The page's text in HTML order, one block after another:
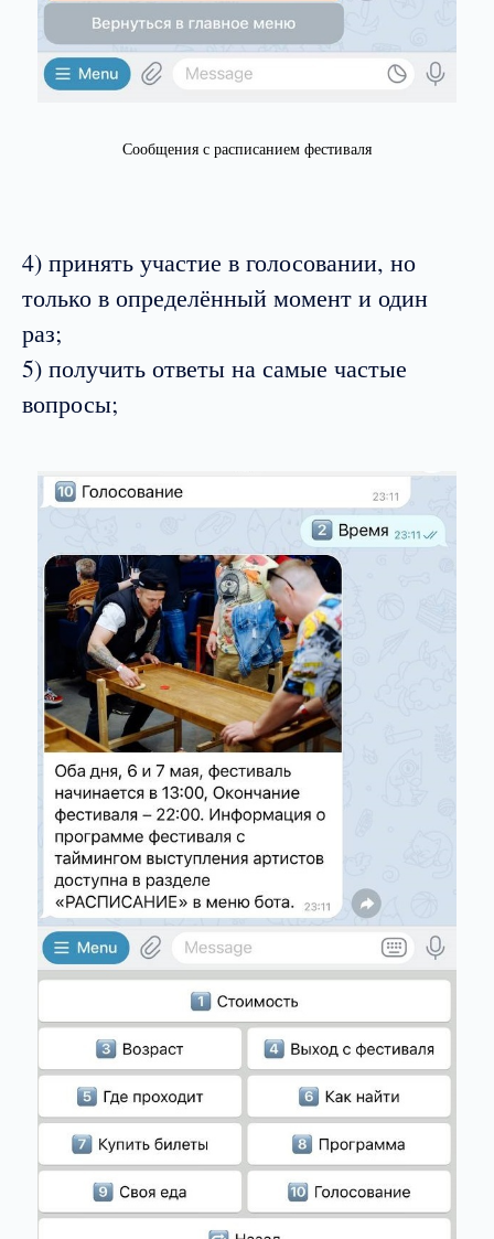
Сообщения с расписанием фестиваля
4) принять участие в голосовании, но
только в определённый момент и один
раз;
5) получить ответы на самые частые
вопросы;